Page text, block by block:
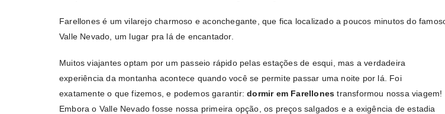
Farellones é um vilarejo charmoso e aconchegante, que fica localizado a poucos minutos do
Valle Nevado, um lugar pra lá de encantador.
Muitos viajantes optam por um passeio rápido pelas estações de esqui, mas a verdadeira
experiência da montanha acontece quando você se permite passar uma noite por lá. Foi
exatamente o que fizemos, e podemos garantir:dormir em Farellones transformou nossa viagem!
Embora o Valle Nevado fosse nossa primeira opção, os preços salgados e a exigência de estadia